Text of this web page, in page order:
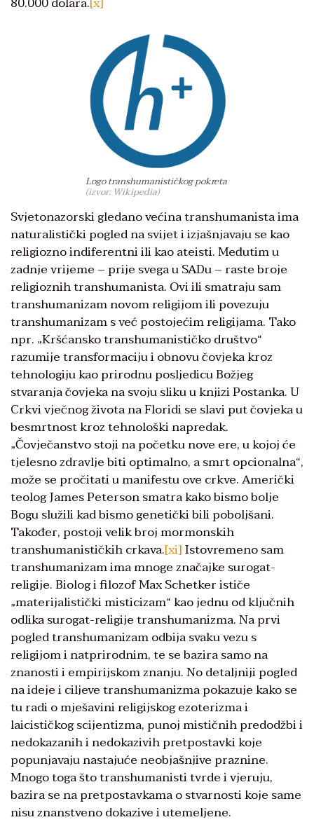
Logo transhumanističkog pokreta
(izvor: Wikipedia)
Svjetonazorski gledano većina transhumanista ima
naturalistički pogled na svijet i izjašnjavaju se kao
religiozno indiferentni ili kao ateisti. Međutim u
zadnje vrijeme – prije svega u SADu – raste broje
religioznih transhumanista. Ovi ili smatraju sam
transhumanizam novom religijom ili povezuju
transhumanizam s već postojećim religijama. Tako
npr. „Kršćansko transhumanističko društvo“
razumije transformaciju i obnovu čovjeka kroz
tehnologiju kao prirodnu posljedicu Božjeg
stvaranja čovjeka na svoju sliku u knjizi Postanka. U
Crkvi vječnog života na Floridi se slavi put čovjeka u
besmrtnost kroz tehnološki napredak.
„Čovječanstvo stoji na početku nove ere, u kojoj će
tjelesno zdravlje biti optimalno, a smrt opcionalna“,
može se pročitati u manifestu ove crkve. Američki
teolog James Peterson smatra kako bismo bolje
Bogu služili kad bismo genetički bili poboljšani.
Također, postoji velik broj mormonskih
transhumanističkih crkava.[xi]Istovremeno sam
transhumanizam ima mnoge značajke surogat-
religije. Biolog i filozof Max Schetker ističe
„materijalistički misticizam“ kao jednu od ključnih
odlika surogat-religije transhumanizma. Na prvi
pogled transhumanizam odbija svaku vezu s
religijom i natprirodnim, te se bazira samo na
znanosti i empirijskom znanju. No detaljniji pogled
na ideje i ciljeve transhumanizma pokazuje kako se
tu radi o mješavini religijskog ezoterizma i
laicističkog scijentizma, punoj mističnih predodžbi i
nedokazanih i nedokazivih pretpostavki koje
popunjavaju nastajuće neobjašnjive praznine.
Mnogo toga što transhumanisti tvrde i vjeruju,
bazira se na pretpostavkama o stvarnosti koje same
nisu znanstveno dokazive i utemeljene.